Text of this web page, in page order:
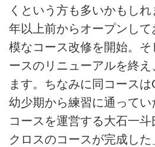
くという方も多いかもし
年以上前からオープンし
模なコース改修を開始。そ
ースのリニューアルを終え
ます。ちなみに同コース
幼少期から練習に通ってい
コースを運営する大石一
クロスのコースが完成し